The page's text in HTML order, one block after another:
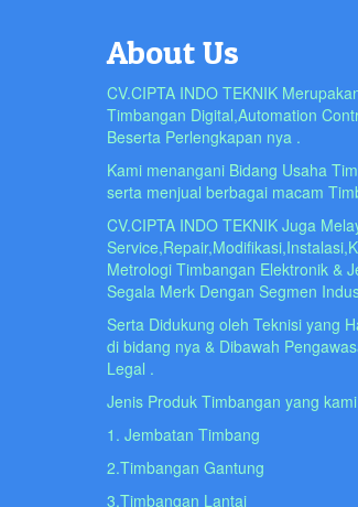
About Us
CV.CIPTA INDO TEKNIK
Timbangan Digital,Automation
Beserta Perlengkapan nya .
Kami menangani Bidang Usaha
serta menjual berbagai macam
CV.CIPTA INDO TEKNIK Juga
Metrologi Timbangan Elektronik &
Segala Merk Dengan Segmen
Serta Didukung oleh Teknisi yang
di bidang nya & Dibawah
Legal .
Jenis Produk Timbangan yang
1. Jembatan Timbang
2.Timbangan Gantung
3.Timbangan Lantai